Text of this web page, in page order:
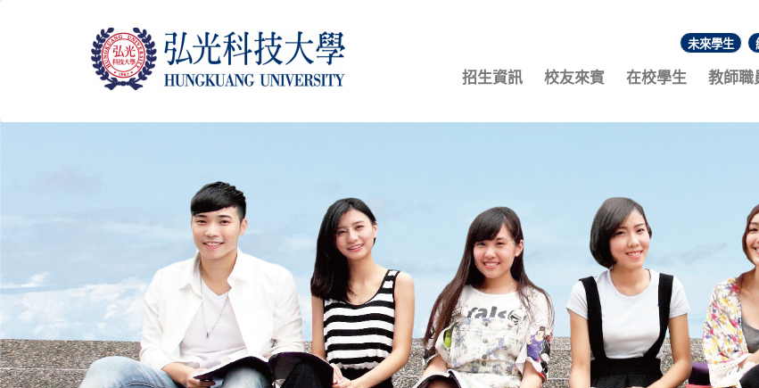
內
:::
未來學生
招生資訊 校友來賓 在校學生 教師職